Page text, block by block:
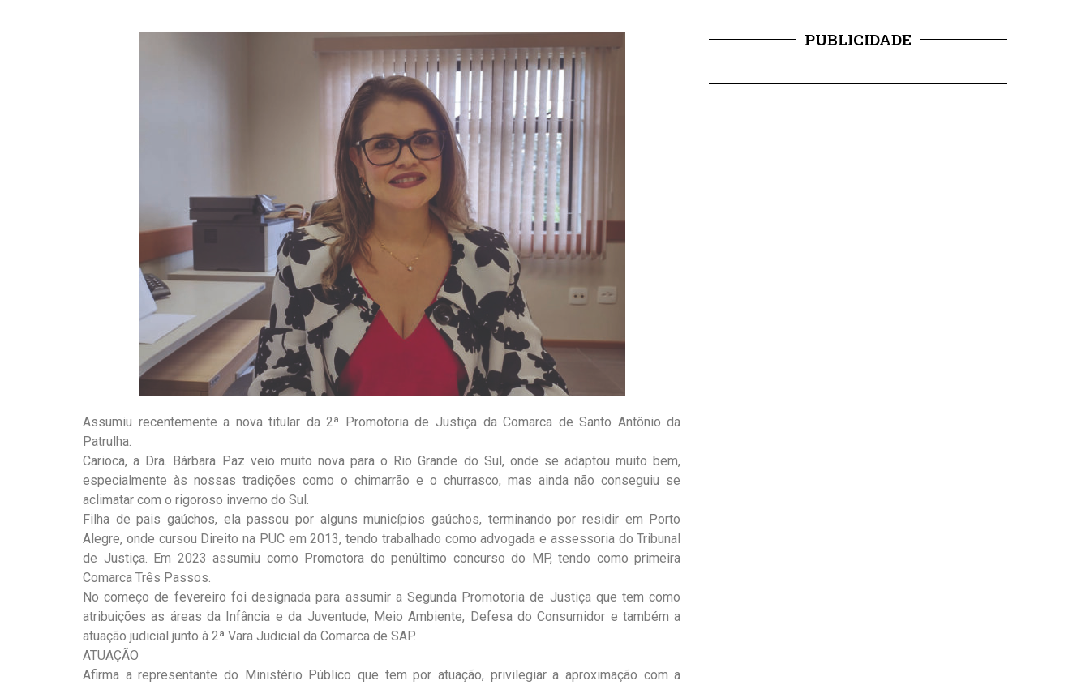
Assumiu recentemente a nova titular da 2ª Promotoria de Justiça da Comarca de Santo Antônio da
Patrulha.
Carioca, a Dra. Bárbara Paz veio muito nova para o Rio Grande do Sul, onde se adaptou muito bem,
especialmente às nossas tradições como o chimarrão e o churrasco, mas ainda não conseguiu se
aclimatar com o rigoroso inverno do Sul.
Filha de pais gaúchos, ela passou por alguns municípios gaúchos, terminando por residir em Porto
Alegre, onde cursou Direito na PUC em 2013, tendo trabalhado como advogada e assessoria do Tribunal
de Justiça. Em 2023 assumiu como Promotora do penúltimo concurso do MP, tendo como primeira
Comarca Três Passos.
No começo de fevereiro foi designada para assumir a Segunda Promotoria de Justiça que tem como
atribuições as áreas da Infância e da Juventude, Meio Ambiente, Defesa do Consumidor e também a
atuação judicial junto à 2ª Vara Judicial da Comarca de SAP.
ATUAÇÃO
Afirma a representante do Ministério Público que tem por atuação, privilegiar a aproximação com a
PUBLICIDADE